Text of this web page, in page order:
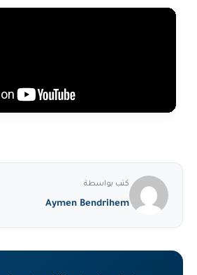
كتب بواسطة
Aymen Bendrihem